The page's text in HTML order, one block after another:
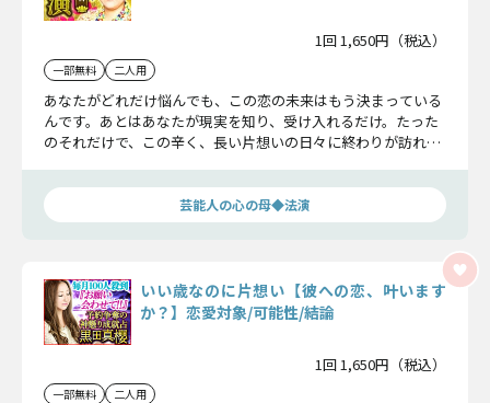
1回 1,650円（税込）
一部無料 二人用
あなたがどれだけ悩んでも、この恋の未来はもう決まっている
んです。あとはあなたが現実を知り、受け入れるだけ。たった
のそれだけで、この辛く、長い片想いの日々に終わりが訪れる
芸能人の心の母◆法演
いい歳なのに片想い【彼への恋、叶います
か？】恋愛対象/可能性/結論
1回 1,650円（税込）
一部無料 二人用